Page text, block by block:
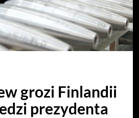
grozi Finlandii
prezydenta